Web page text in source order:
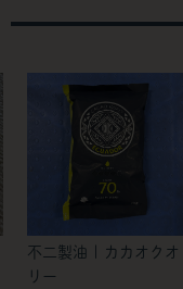
不二製油 | カカオクオ
リー